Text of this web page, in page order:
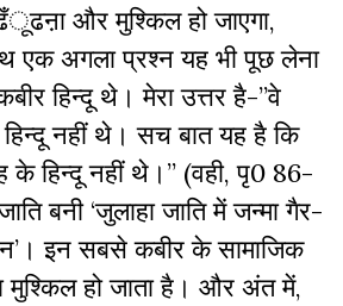
और मुश्किल हो जाएगा,
एक अगला प्रश्न यह भी पूछ लेना
हिन्दू थे। मेरा उत्तर है-”वे
नहीं थे। सच बात यह है कि
के हिन्दू नहीं थे।’’ (वही, पृ0 86-
बनी ‘जुलाहा जाति में जन्मा गैर-
इन सबसे कबीर के सामाजिक
हो जाता है। और अंत में,